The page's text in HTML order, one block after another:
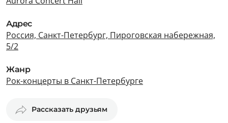
Адрес
Россия, Санкт-Петербург, Пироговская набережная,
5/2
Жанр
Рок-концерты в Санкт-Петербурге
Рассказать друзьям